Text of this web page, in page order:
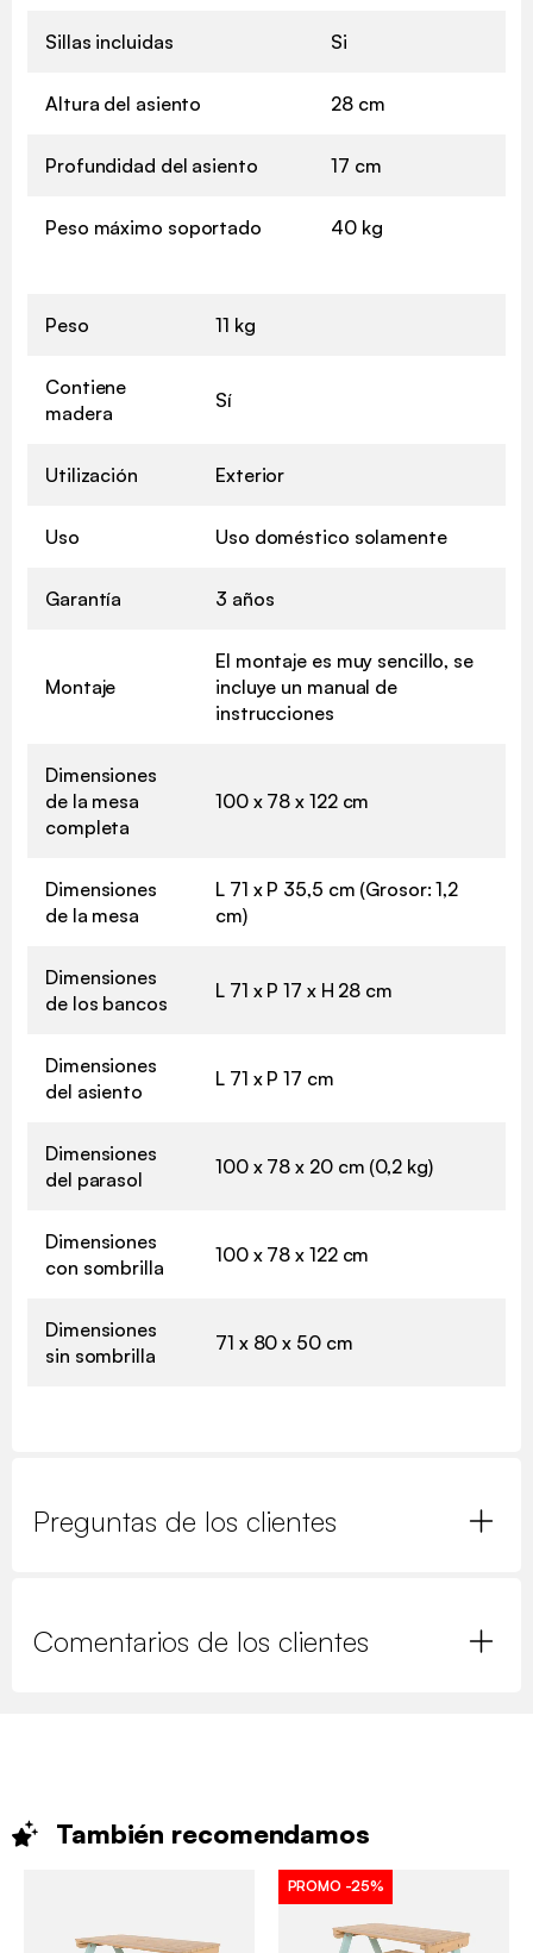
Sillas incluidas Si
Altura del asiento 28 cm
Profundidad del asiento 17 cm
Peso máximo soportado 40 kg
Peso 11 kg
Contiene
madera
Sí
Utilización Exterior
Uso Uso doméstico solamente
Garantía 3 años
Montaje
El montaje es muy sencillo, se
incluye un manual de
instrucciones
Dimensiones
de la mesa
completa
100 x 78 x 122 cm
Dimensiones
de la mesa
L 71 x P 35,5 cm (Grosor: 1,2
cm)
Dimensiones
de los bancos
L 71 x P 17 x H 28 cm
Dimensiones
del asiento
L 71 x P 17 cm
Dimensiones
del parasol
100 x 78 x 20 cm (0,2 kg)
Dimensiones
con sombrilla
100 x 78 x 122 cm
Dimensiones
sin sombrilla
71 x 80 x 50 cm
Preguntas de los clientes
Comentarios de los clientes
También recomendamos
PROMO -25%